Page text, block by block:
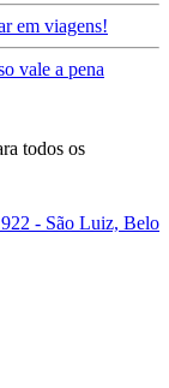
em viagens!
vale a pena
todos os
- São Luiz, Belo